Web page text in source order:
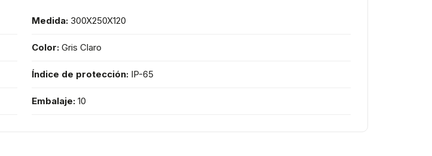
Medida: 300X250X120
Color: Gris Claro
Índice de protección: IP-65
Embalaje: 10